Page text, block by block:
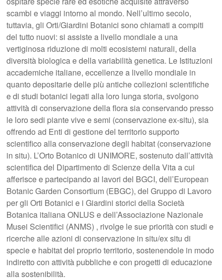
scambi e viaggi intorno al mondo. Nell’ultimo secolo,
tuttavia, gli Orti/Giardini Botanici sono chiamati a compiti
del tutto nuovi: si assiste a livello mondiale a una
vertiginosa riduzione di molti ecosistemi naturali, della
diversità biologica e della variabilità genetica. Le Istituzioni
accademiche italiane, eccellenze a livello mondiale in
quanto depositarie delle più antiche collezioni scientifiche
e di studi botanici legati alla loro lunga storia, svolgono
attività di conservazione della flora sia conservando presso
le loro sedi piante vive e semi (conservazione ex-situ), sia
offrendo ad Enti di gestione del territorio supporto
scientifico alla conservazione degli habitat (conservazione
in situ). L’Orto Botanico di UNIMORE, sostenuto dall’attività
scientifica del Dipartimento di Scienze della Vita a cui
afferisce e partecipando ai lavori del BGCI, dell’European
Botanic Garden Consortium (EBGC), del Gruppo di Lavoro
per gli Orti Botanici e i Giardini storici della Società
Botanica italiana ONLUS e dell’Associazione Nazionale
Musei Scientifici (ANMS) , rivolge le sue priorità con studi e
ricerche alle azioni di conservazione in situ/ex situ di
specie e habitat del proprio territorio, sostenendole in modo
indiretto con attività pubbliche e con progetti di educazione
alla sostenibilità.